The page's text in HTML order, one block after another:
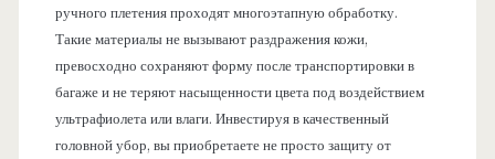
ручного плетения проходят многоэтапную обработку.
Такие материалы не вызывают раздражения кожи,
превосходно сохраняют форму после транспортировки в
багаже и не теряют насыщенности цвета под воздействием
ультрафиолета или влаги. Инвестируя в качественный
головной убор, вы приобретаете не просто защиту от